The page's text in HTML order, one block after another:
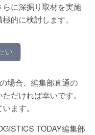
に深掘り取材を実施
的に検討します。
い
場合、編集部直通の
だければ幸いです。
ます。
TODAY編集部